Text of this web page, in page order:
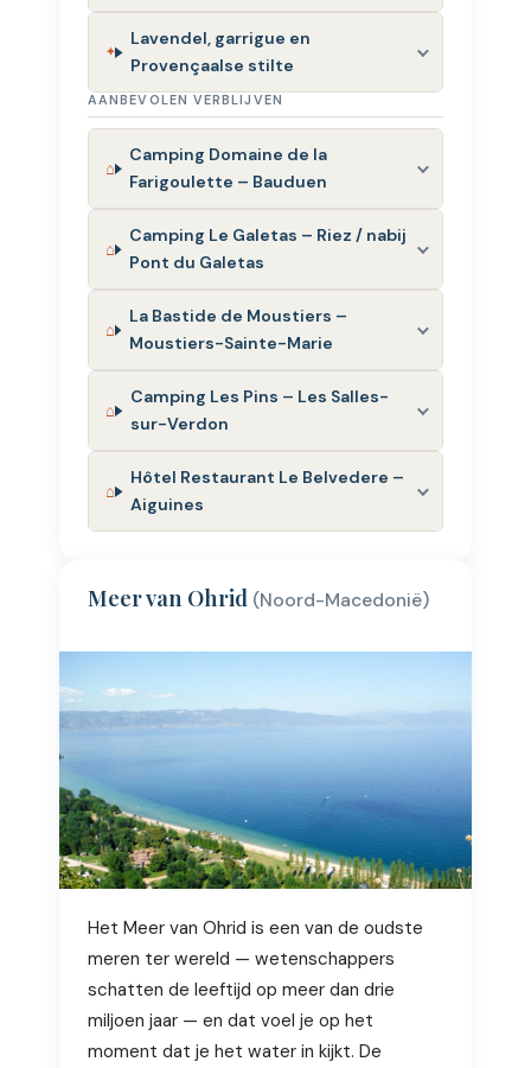
Lavendel, garrigue en
Provençaalse stilte
AANBEVOLEN VERBLIJVEN
Camping Domaine de la
Farigoulette – Bauduen
Camping Le Galetas – Riez / nabij
Pont du Galetas
La Bastide de Moustiers –
Moustiers-Sainte-Marie
Camping Les Pins – Les Salles-
sur-Verdon
Hôtel Restaurant Le Belvedere –
Aiguines
Meer van Ohrid (Noord-Macedonië)
Het Meer van Ohrid is een van de oudste
meren ter wereld — wetenschappers
schatten de leeftijd op meer dan drie
miljoen jaar — en dat voel je op het
moment dat je het water in kijkt. De